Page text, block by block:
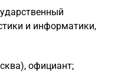
и информатики,
официант;